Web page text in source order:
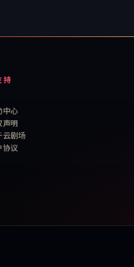
持
中心
声明
云剧场
协议